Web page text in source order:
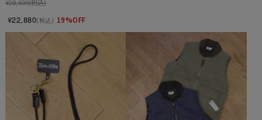
¥28,600(税込)
¥22,880(税込) 19%OFF